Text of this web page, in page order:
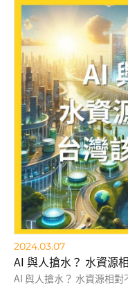
2024.03.07
AI 與人搶水？ 水資源
AI 與人搶水？ 水資源相